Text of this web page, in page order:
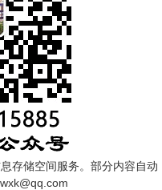
存储空间服务。部分内容自动